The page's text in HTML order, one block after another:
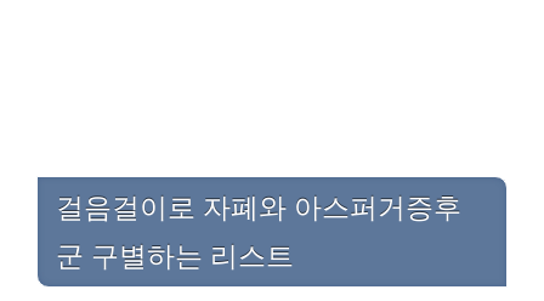
걸음걸이로 자폐와 아스퍼거증후
군 구별하는 리스트